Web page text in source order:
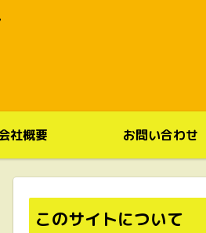
社概要 お問い合わせ
このサイトについて